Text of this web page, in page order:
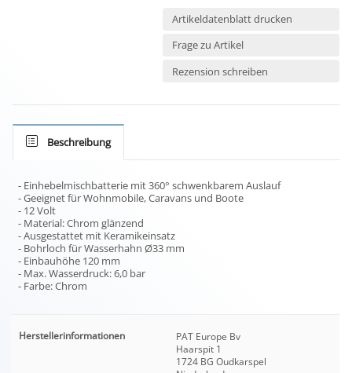
Artikeldatenblatt drucken
Frage zu Artikel
Rezension schreiben
Beschreibung
- Einhebelmischbatterie mit 360° schwenkbarem Auslauf
- Geeignet für Wohnmobile, Caravans und Boote
- 12 Volt
- Material: Chrom glänzend
- Ausgestattet mit Keramikeinsatz
- Bohrloch für Wasserhahn Ø33 mm
- Einbauhöhe 120 mm
- Max. Wasserdruck: 6,0 bar
- Farbe: Chrom
Herstellerinformationen
PAT Europe Bv
Haarspit 1
1724 BG Oudkarspel